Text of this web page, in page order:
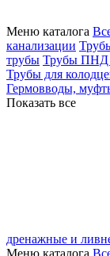
Меню каталога
канализации
трубы Трубы ПНД
Трубы для
Гермовводы,
Показать все
дренажные и
Меню каталога